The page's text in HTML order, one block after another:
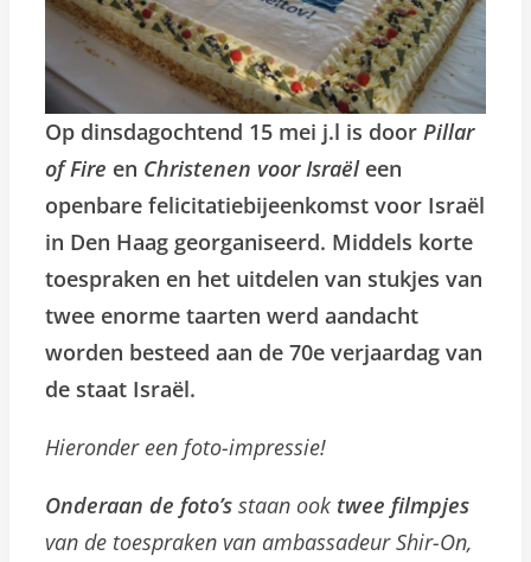
Op dinsdagochtend 15 mei j.l is door Pillar
of Fire en Christenen voor Israëleen
openbare felicitatiebijeenkomst voor Israël
in Den Haag georganiseerd. Middels korte
toespraken en het uitdelen van stukjes van
twee enorme taarten werd aandacht
worden besteed aan de 70e verjaardag van
de staat Israël.
Hieronder een foto-impressie!
Onderaan de foto’s staan ook twee filmpjes
van de toespraken van ambassadeur Shir-On,